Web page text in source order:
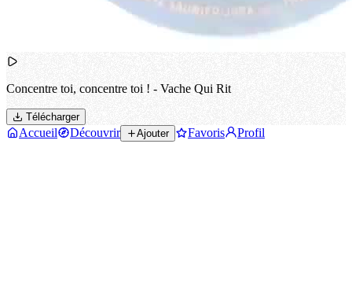
Concentre toi, concentre toi ! - Vache Qui Rit
Télécharger
Accueil Découvrir Ajouter Favoris Profil